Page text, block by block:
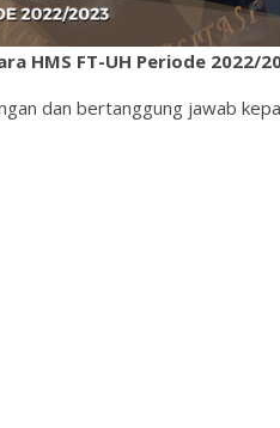
HMS FT-UH Periode 2022/
dan bertanggung jawab